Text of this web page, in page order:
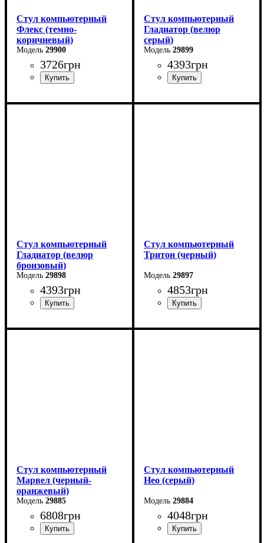
Стул компьютерный
Флекс (темно-
коричневый)
29900
3726грн
Стул компьютерный
Гладиатор (велюр
серый)
29899
4393грн
Стул компьютерный
Гладиатор (велюр
бронзовый)
29898
4393грн
Стул компьютерный
Тритон (черный)
29897
4853грн
Стул компьютерный
Марвел (черный-
оранжевый)
29885
6808грн
Стул компьютерный
Нео (серый)
29884
4048грн